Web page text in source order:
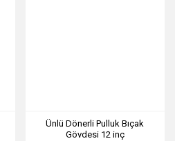
Ünlü Dönerli Pulluk Bıçak
Gövdesi 12 inç